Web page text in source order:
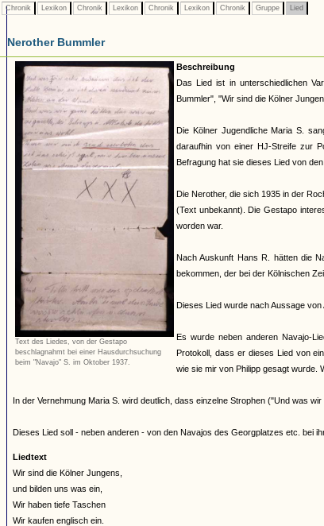
Chronik Lexikon Chronik Lexikon Chronik Lexikon Chronik Gruppe Lied
Nerother Bummler
Text des Liedes, von der Gestapo
beschlagnahmt bei einer Hausdurchsuchung
beim "Navajo" S. im Oktober 1937.
Beschreibung
Das Lied ist in unterschiedlichen
Bummler", "Wir sind die Kölner
Die Kölner Jugendliche Maria S.
daraufhin von einer HJ-Streife zur
Befragung hat sie dieses Lied von
Die Nerother, die sich 1935 in der
(Text unbekannt). Die Gestapo
worden war.
Nach Auskunft Hans R. hätten die
bekommen, der bei der Kölnischen
Dieses Lied wurde nach Aussage
Es wurde neben anderen Navajo-
Protokoll, dass er dieses Lied von
wie sie mir von Philipp gesagt wurde.
In der Vernehmung Maria S. wird deutlich, dass einzelne Strophen ("Und was
Dieses Lied soll - neben anderen - von den Navajos des Georgplatzes etc. bei
Liedtext
Wir sind die Kölner Jungens,
und bilden uns was ein,
Wir haben tiefe Taschen
Wir kaufen englisch ein.